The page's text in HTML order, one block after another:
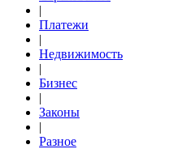
|
Платежи
|
Недвижимость
|
Бизнес
|
Законы
|
Разное